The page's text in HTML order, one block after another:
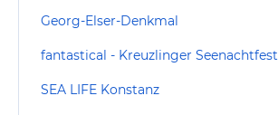
Georg-Elser-Denkmal
fantastical - Kreuzlinger Seenachtfest
SEA LIFE Konstanz